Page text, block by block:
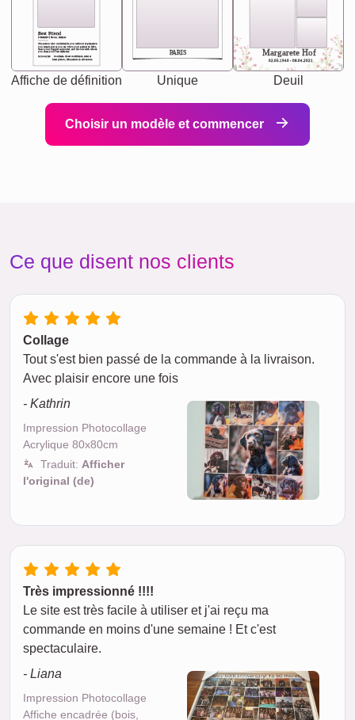
Best Friend
[<NAME>] Noun, feminie
Synonyms: Soulmate, closet confidante, sister at
heart person, life partner in adventure.
The person who understands you without explanation
you accepts just as you are. She's your partner in life's,
chaos your biggest supporter, and the one with whom
you share your best memories.
Affiche de définition
PARIS
Unique
Margarete Hof
02.05.1940 - 08.04.2021
Deuil
Choisir un modèle et commencer
Ce que disent nos clients
Collage
Tout s'est bien passé de la commande à la livraison.
Avec plaisir encore une fois
- Kathrin
Impression Photocollage
Acrylique 80x80cm
Traduit: Afficher
l'original (de)
Très impressionné !!!!
Le site est très facile à utiliser et j'ai reçu ma
commande en moins d'une semaine ! Et c'est
spectaculaire.
- Liana
Impression Photocollage
Affiche encadrée (bois,